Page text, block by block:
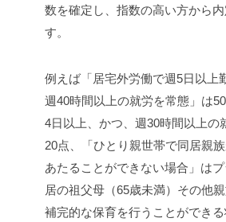
数を確定し、指数の高い方から
す。
例えば「居宅外労働で週5日以上
週40時間以上の就労を常態」は
4日以上、かつ、週30時間以上の
20点、「ひとり親世帯で同居親
あたることができない場合」は
居の祖父母（65歳未満）その他
補完的な保育を行うことができ